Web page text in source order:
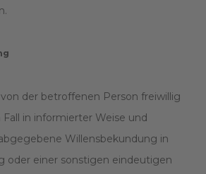
der betroffenen Person freiwillig
in informierter Weise und
Willensbekundung in
oder einer sonstigen eindeutigen